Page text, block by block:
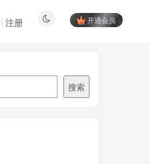
开通会员
注册
搜索